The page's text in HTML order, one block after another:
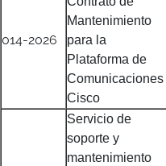
014-2026
Mantenimiento
para la
Plataforma de
Comunicaciones
Cisco
Servicio de
soporte y
mantenimiento